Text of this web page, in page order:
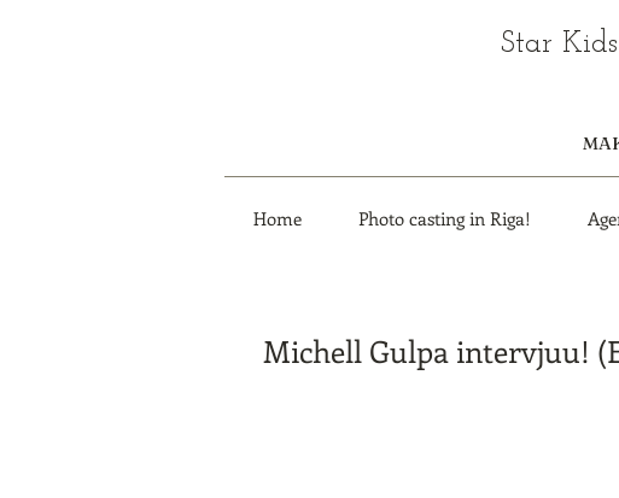
Star
Home Photo casting in Riga!
Michell Gulpa intervjuu!